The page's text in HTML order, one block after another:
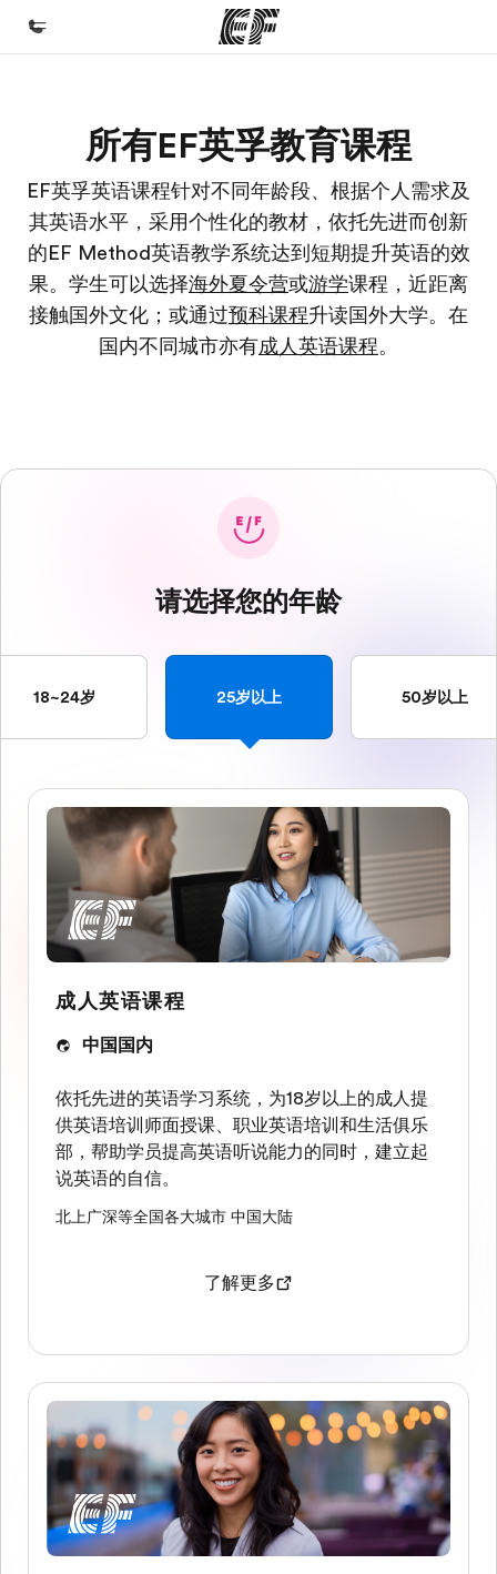
欢迎来到英孚教育
课程
查看所有英孚提供的课程
办公室
查找您附近的办公室
所有EF英孚教育课程
EF英孚英语课程针对不同年龄段、根据个人需求及
其英语水平，采用个性化的教材，依托先进而创新
的EF Method英语教学系统达到短期提升英语的效
果。学生可以选择海外夏令营或游学课程，近距离
接触国外文化；或通过预科课程升读国外大学。在
国内不同城市亦有成人英语课程。
请选择您的年龄
18~24岁 25岁以上 50岁以上
成人英语课程
中国国内
依托先进的英语学习系统，为18岁以上的成人提
供英语培训师面授课、职业英语培训和生活俱乐
部，帮助学员提高英语听说能力的同时，建立起
说英语的自信。
北上广深等全国各大城市 中国大陆
了解更多